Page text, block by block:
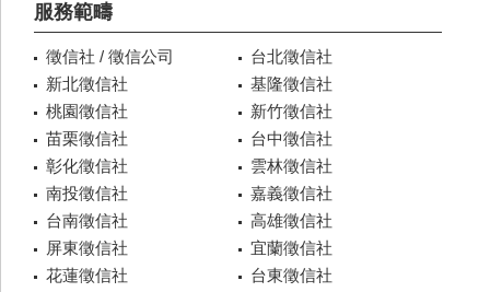
服務範疇
徵信社 / 徵信公司
台北徵信社
新北徵信社
基隆徵信社
桃園徵信社
新竹徵信社
苗栗徵信社
台中徵信社
彰化徵信社
雲林徵信社
南投徵信社
嘉義徵信社
台南徵信社
高雄徵信社
屏東徵信社
宜蘭徵信社
花蓮徵信社
台東徵信社